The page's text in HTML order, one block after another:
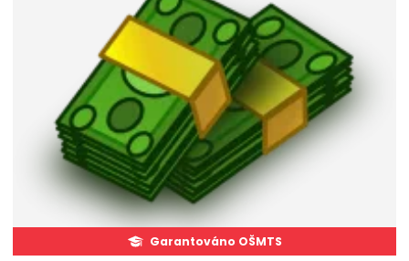
Garantováno OŠMTS